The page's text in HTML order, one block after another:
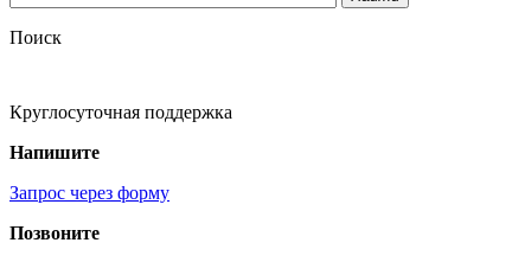
Поиск
Круглосуточная поддержка
Напишите
Запрос через форму
Позвоните